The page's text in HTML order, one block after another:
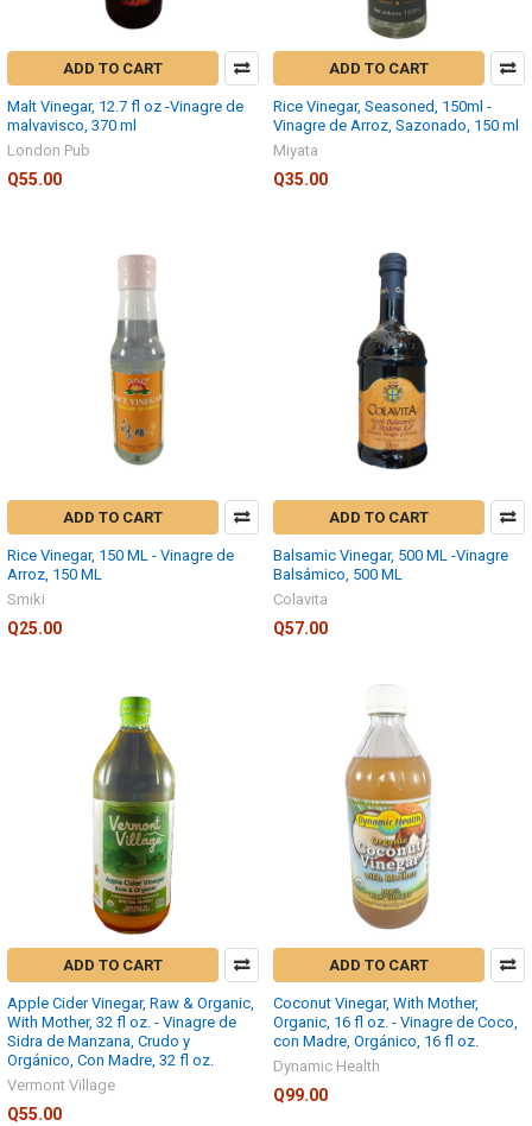
ADD TO CART
Malt Vinegar, 12.7 fl oz -Vinagre de
malvavisco, 370 ml
London Pub
Q55.00
ADD TO CART
Rice Vinegar, Seasoned, 150ml -
Vinagre de Arroz, Sazonado, 150 ml
Miyata
Q35.00
ADD TO CART
Rice Vinegar, 150 ML - Vinagre de
Arroz, 150 ML
Smiki
Q25.00
ADD TO CART
Balsamic Vinegar, 500 ML -Vinagre
Balsámico, 500 ML
Colavita
Q57.00
ADD TO CART
Apple Cider Vinegar, Raw & Organic,
With Mother, 32 fl oz. - Vinagre de
Sidra de Manzana, Crudo y
Orgánico, Con Madre, 32 fl oz.
Vermont Village
Q55.00
ADD TO CART
Coconut Vinegar, With Mother,
Organic, 16 fl oz. - Vinagre de Coco,
con Madre, Orgánico, 16 fl oz.
Dynamic Health
Q99.00